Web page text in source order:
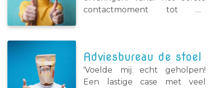
contactmoment tot de
Adviesbureau de stoel
'Voelde mij echt geholpen!
Een lastige case met veel